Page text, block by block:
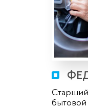
бытовой